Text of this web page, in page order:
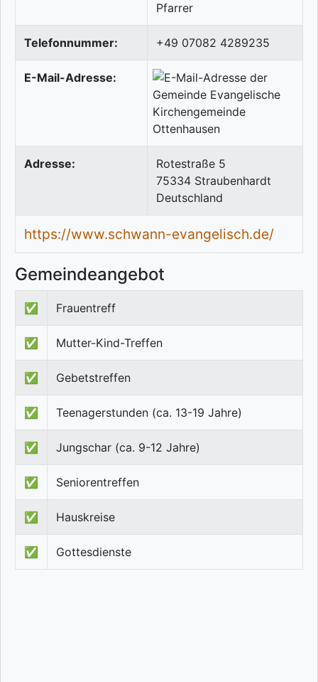
Pfarrer
Telefonnummer: +49 07082 4289235
E-Mail-Adresse:
Adresse:
Rotestraße 5
75334 Straubenhardt
Deutschland
https://www.schwann-evangelisch.de/
Gemeindeangebot
✅ Frauentreff
✅ Mutter-Kind-Treffen
✅ Gebetstreffen
✅ Teenagerstunden (ca. 13-19 Jahre)
✅ Jungschar (ca. 9-12 Jahre)
✅ Seniorentreffen
✅ Hauskreise
✅ Gottesdienste